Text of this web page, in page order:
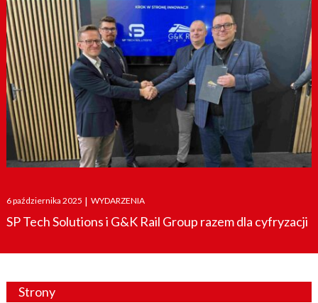
Posted
on
6 października 2025 | WYDARZENIA
SP Tech Solutions i G&K Rail Group razem dla cyfryzacji
Strony